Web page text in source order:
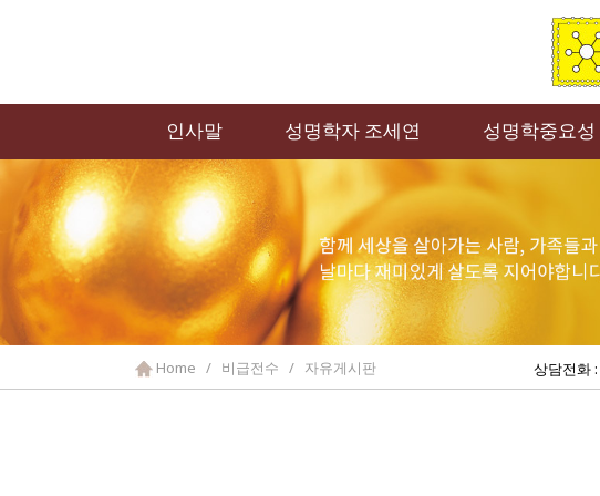
인사말 성명학자 조세연 성명학중요성
Home / 비급전수 / 자유게시판 상담전화 :